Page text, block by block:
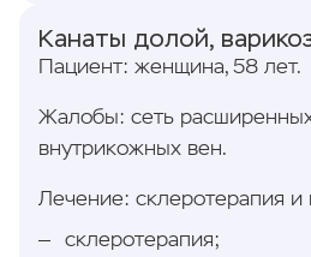
Канаты долой,
Пациент: женщина, 58 лет.
Жалобы: сеть
внутрикожных вен.
Лечение: склеротерапия и
склеротерапия;